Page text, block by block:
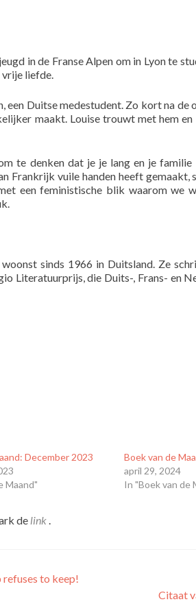
in de Franse Alpen om in Lyon te
vrije liefde.
Duitse medestudent. Zo kort na de
maakt. Louise trouwt met hem
te denken dat je je lang en je familie
Frankrijk vuile handen heeft gemaakt,
een feministische blik waarom we
sinds 1966 in Duitsland. Ze
Literatuurprijs, die Duits-, Frans- en
December 2023
Maand"
Boek van de
april 29, 2024
In "Boek van de
de link .
to keep!
Citaat